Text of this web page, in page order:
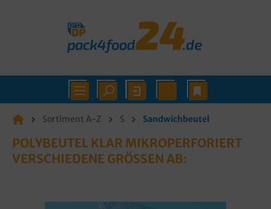
Sortiment A-Z S Sandwichbeutel
POLYBEUTEL KLAR MIKROPERFORIERT
VERSCHIEDENE GRÖSSEN AB: